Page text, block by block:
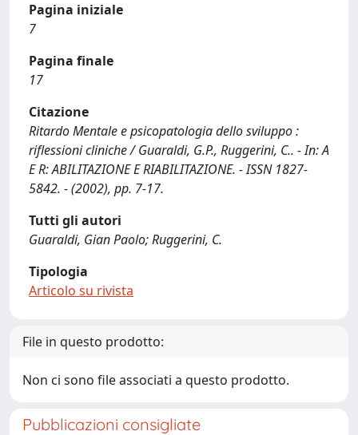
Pagina iniziale
7
Pagina finale
17
Citazione
Ritardo Mentale e psicopatologia dello sviluppo :
riflessioni cliniche / Guaraldi, G.P., Ruggerini, C.. - In: A
E R: ABILITAZIONE E RIABILITAZIONE. - ISSN 1827-
5842. - (2002), pp. 7-17.
Tutti gli autori
Guaraldi, Gian Paolo; Ruggerini, C.
Tipologia
Articolo su rivista
File in questo prodotto:
Non ci sono file associati a questo prodotto.
Pubblicazioni consigliate